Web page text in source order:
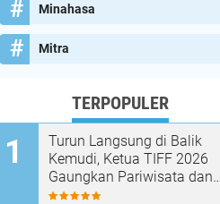
Minahasa
Mitra
TERPOPULER
Turun Langsung di Balik
Kemudi, Ketua TIFF 2026
Gaungkan Pariwisata dan
Penghijauan Tomohon